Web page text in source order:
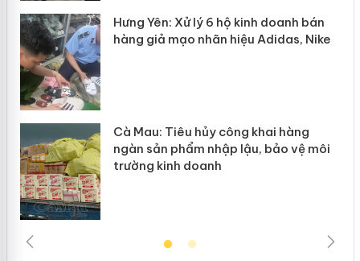
Hưng Yên: Xử lý 6 hộ kinh doanh bán
hàng giả mạo nhãn hiệu Adidas, Nike
Cà Mau: Tiêu hủy công khai hàng
ngàn sản phẩm nhập lậu, bảo vệ môi
trường kinh doanh